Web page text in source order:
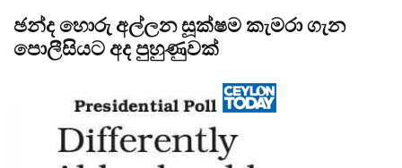
ඡන්ද හොරු අල්ලන සූක්ෂම කැමරා ගැන
පොලීසියට අද පුහුණුවක්